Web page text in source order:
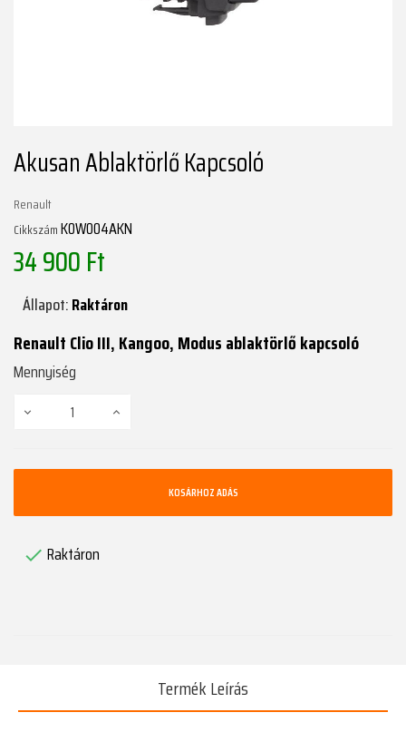
Akusan Ablaktörlő Kapcsoló
Renault
CikkszámK0W004AKN
34 900 Ft
Állapot:Raktáron
Renault Clio III, Kangoo, Modus ablaktörlő kapcsoló
Mennyiség
KOSÁRHOZ ADÁS
 Raktáron
Termék Leírás